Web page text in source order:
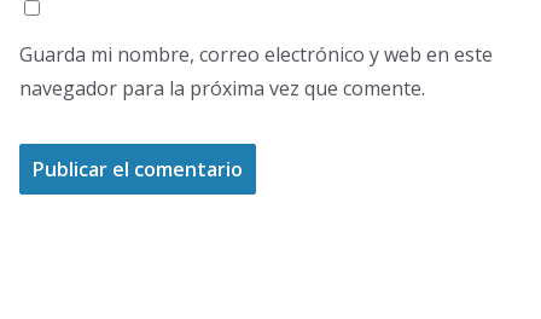
Guarda mi nombre, correo electrónico y web en este
navegador para la próxima vez que comente.